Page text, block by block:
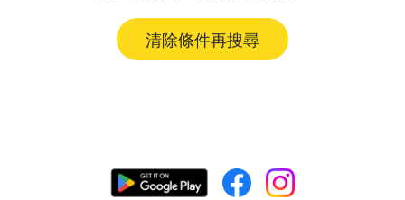
清除條件再搜尋